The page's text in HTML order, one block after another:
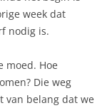
week dat
nodig is.
moed. Hoe
Die weg
van belang dat we